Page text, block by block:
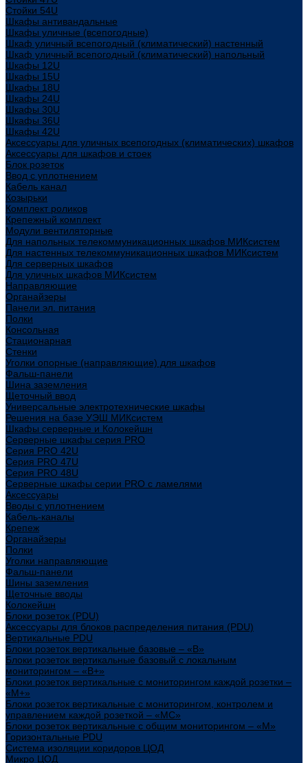
Стойки 54U
Шкафы антивандальные
Шкафы уличные (всепогодные)
Шкаф уличный всепогодный (климатический) настенный
Шкаф уличный всепогодный (климатический) напольный
Шкафы 12U
Шкафы 15U
Шкафы 18U
Шкафы 24U
Шкафы 30U
Шкафы 36U
Шкафы 42U
Аксессуары для уличных всепогодных (климатических) шкафов
Аксессуары для шкафов и стоек
Блок розеток
Ввод с уплотнением
Кабель канал
Козырьки
Комплект роликов
Крепежный комплект
Модули вентиляторные
Для напольных телекоммуникационных шкафов МИКсистем
Для настенных телекоммуникационных шкафов МИКсистем
Для серверных шкафов
Для уличных шкафов МИКсистем
Направляющие
Органайзеры
Панели эл. питания
Полки
Консольная
Стационарная
Стенки
Уголки опорные (направляющие) для шкафов
Фальш-панели
Шина заземления
Щеточный ввод
Универсальные электротехнические шкафы
Решения на базе УЭШ МИКсистем
Шкафы серверные и Колокейшн
Серверные шкафы серия PRO
Серия PRO 42U
Серия PRO 47U
Серия PRO 48U
Серверные шкафы серии PRO с ламелями
Аксессуары
Вводы с уплотнением
Кабель-каналы
Крепеж
Органайзеры
Полки
Уголки направляющие
Фальш-панели
Шины заземления
Щеточные вводы
Колокейшн
Блоки розеток (PDU)
Аксессуары для блоков распределения питания (PDU)
Вертикальные PDU
Блоки розеток вертикальные базовые – «В»
Блоки розеток вертикальные базовый с локальным
мониторингом – «В+»
Блоки розеток вертикальные с мониторингом каждой розетки –
«М+»
Блоки розеток вертикальные с мониторингом, контролем и
управлением каждой розеткой – «МС»
Блоки розеток вертикальные с общим мониторингом – «М»
Горизонтальные PDU
Система изоляции коридоров ЦОД
Микро ЦОД